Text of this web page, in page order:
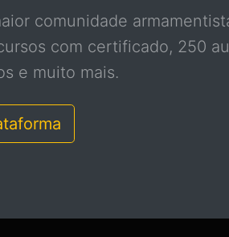
comunidade
com certificado, 250
e muito mais.